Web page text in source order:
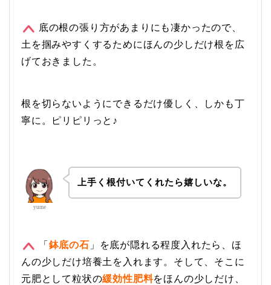
底の根の張り方があまりにも凄かったので、
土を掴みやすくするためにほんの少しだけ根を広
げておきました。
根を切らないようにできるだけ優しく、しかも丁
寧に。ピリピリっと♪
yume
上手く根付いてくれたら嬉しいな。
「 鉢底の石 」を底が隠れる程度入れたら、ほ
んの少しだけ培養土を入れます。そして、そこに
元肥として粒状の緩効性肥料をほんの少しだけ、